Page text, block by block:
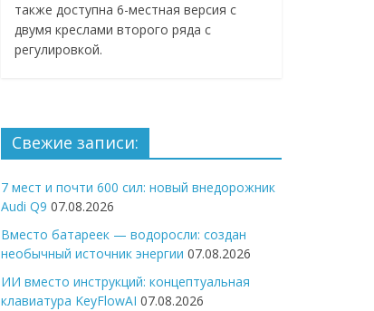
также доступна 6-местная версия с
двумя креслами второго ряда с
регулировкой.
Свежие записи:
7 мест и почти 600 сил: новый внедорожник
Audi Q9 07.08.2026
Вместо батареек — водоросли: создан
необычный источник энергии 07.08.2026
ИИ вместо инструкций: концептуальная
клавиатура KeyFlowAI 07.08.2026